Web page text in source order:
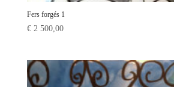
Fers forgés 1
€2 500,00